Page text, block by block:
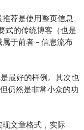
荐是使用整页信息
式的传统博客（也是
于前者 – 信息流布
最好的样例。其次也
仍然是非常小众的功
文章格式，实际